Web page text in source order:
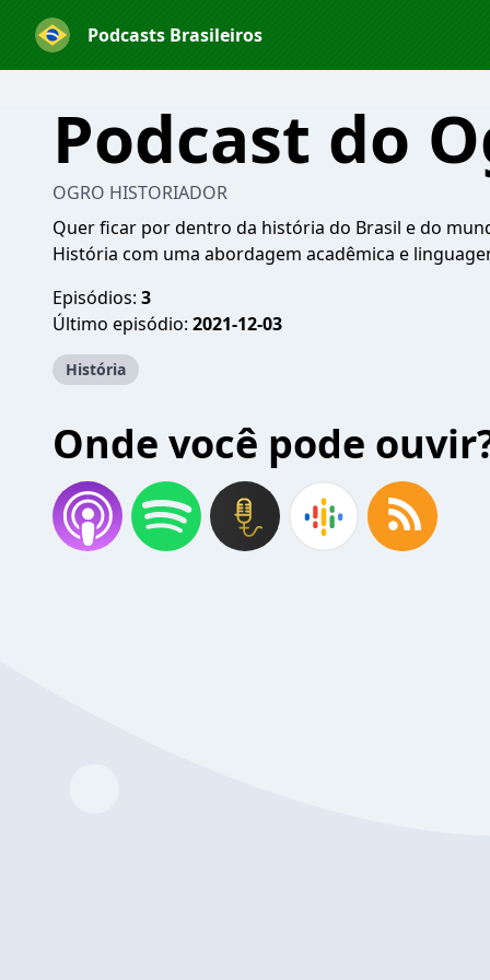
Podcasts Brasileiros
Podcast do
OGRO HISTORIADOR
Quer ficar por dentro da história do Brasil e do
História com uma abordagem acadêmica e
Episódios: 3
Último episódio: 2021-12-03
História
Onde você pode